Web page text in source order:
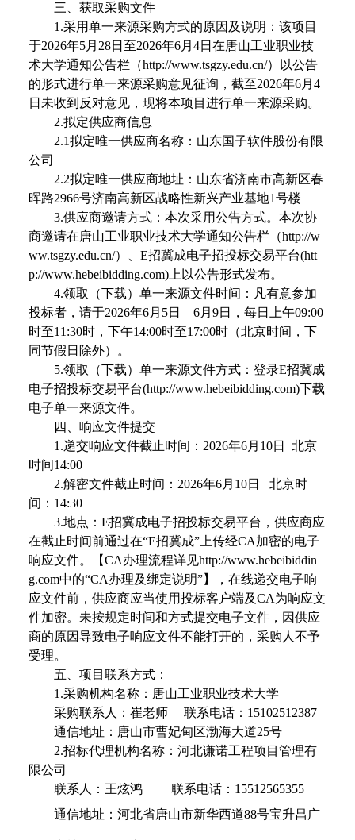
三、获取采购文件
1.采用单一来源采购方式的原因及说明：该项目
于2026年5月 28日至2026年6月4日在唐山工业职业技
术大学通知公告栏（http://www.tsgzy.edu.cn/）以公告
的形式进行单一来源采购意见征询，截至2026年6月4
日未收到反对意见，现将本项目进行单一来源采购。
2.拟定供应商信息
2.1拟定唯一供应商名称：山东国子软件股份有限
公司
2.2拟定唯一供应商地址：山东省济南市高新区春
晖路2966号济南高新区战略性新兴产业基地1号楼
3.供应商邀请方式：本次采用公告方式。本次协
商邀请在唐山工业职业技术大学通知公告栏（http://w
ww.tsgzy.edu.cn/）、E招冀成电子招投标交易平台(htt
p://www.hebeibidding.com) 上以公告形式发布。
4.领取（下载）单一来源文件时间：凡有意参加
投标者，请于2026年6月 5日—6月9日，每日上午09:00
时至11:30时，下午14:00时至17:00时（北京时间，下
同节假日除外）。
5.领取（下载）单一来源文件方式：登录E招冀成
电子招投标交易平台(http://www.hebeibidding.com)下载
电子单一来源文件。
四、 响应文件提交
1.递交响应文件截止时间： 2026年6月 10日
北京
时间14:00
2.解密文件截止时间： 2026年6月 10日
北京时
间： 14:30
3.地点：E招冀成电子招投标交易平台，供应商应
在截止时间前通过在“E招冀成”上传经CA加密的电子
响应文件。【CA办理流程详见http://www.hebeibiddin
g.com中的“CA办理及绑定说明”】，在线递交电子响
应文件前，供应商应当使用投标客户端及CA为响应文
件加密。未按规定时间和方式提交电子文件，因供应
商的原因导致电子响应文件不能打开的，采购人不予
受理。
五、项目联系方式：
1.采购机构名称：唐山工业职业技术大学
采购联系人：崔老师
联系电话： 15102512387
通信地址：唐山市曹妃甸区渤海大道25号
2.招标代理机构名称：河北谦诺工程项目管理有
限公司
联系人：王炫鸿
联系电话： 15512565355
通信地址：河北省唐山市新华西道88号宝升昌广